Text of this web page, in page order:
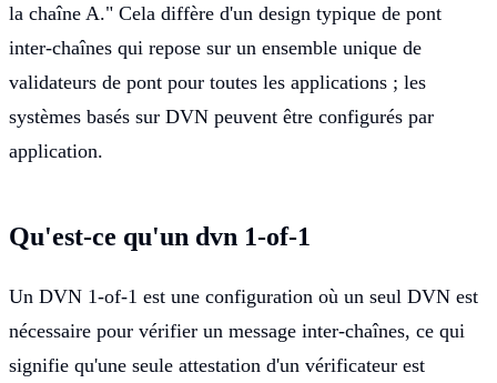
la chaîne A." Cela diffère d'un design typique de pont
inter-chaînes qui repose sur un ensemble unique de
validateurs de pont pour toutes les applications ; les
systèmes basés sur DVN peuvent être configurés par
application.
Qu'est-ce qu'un dvn 1-of-1
Un DVN 1-of-1 est une configuration où un seul DVN est
nécessaire pour vérifier un message inter-chaînes, ce qui
signifie qu'une seule attestation d'un vérificateur est